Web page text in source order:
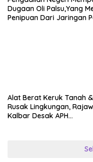
2 Oktober 8, 2025 0
Rekaman Guru
Rp1,5 Juta Tiap
Kendaraan
Kata Pemiliknya :